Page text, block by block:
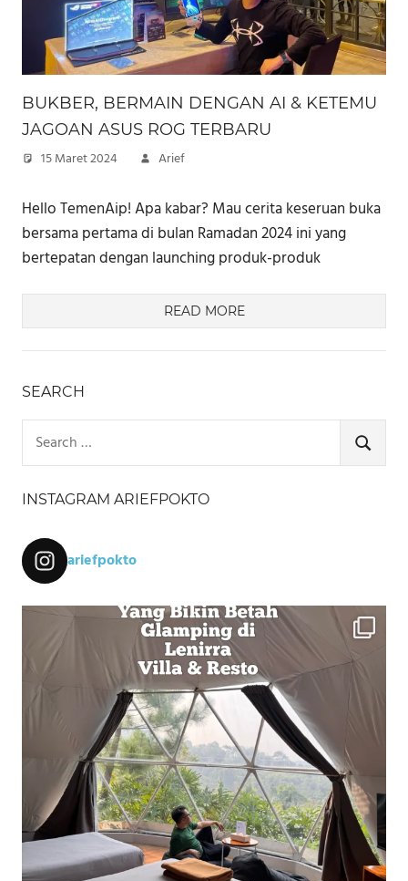
BUKBER, BERMAIN DENGAN AI & KETEMU
JAGOAN ASUS ROG TERBARU
15 Maret 2024 Arief
Hello TemenAip! Apa kabar? Mau cerita keseruan buka
bersama pertama di bulan Ramadan 2024 ini yang
bertepatan dengan launching produk-produk
READ MORE
SEARCH
for:
SEARCH
INSTAGRAM ARIEFPOKTO
ariefpokto